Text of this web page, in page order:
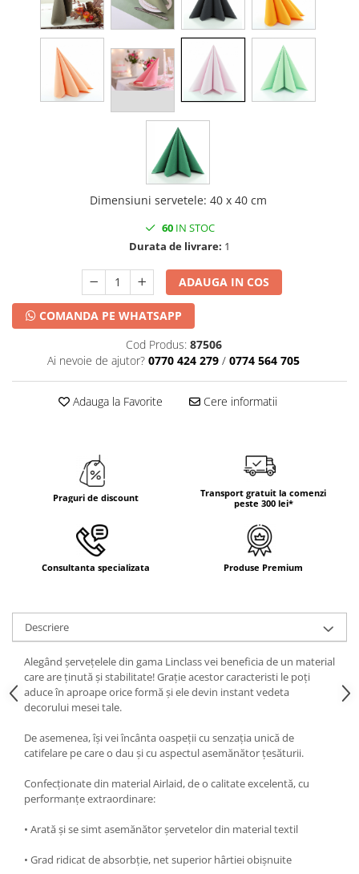
Dimensiuni servetele: 40 x 40 cm
60IN STOC
Durata de livrare: 1
ADAUGA IN COS
COMANDA PE WHATSAPP
Cod Produs: 87506
Ai nevoie de ajutor? 0770 424 279 / 0774 564 705
Adauga la Favorite Cere informatii
Praguri de discount
Transport gratuit la comenzi
peste 300 lei*
Consultanta specializata Produse Premium
Descriere
Alegând șervețelele din gama Linclass vei beneficia de un material
care are ținută și stabilitate! Grație acestor caracteristi le poți
aduce în aproape orice formă și ele devin instant vedeta
decorului mesei tale.
De asemenea, își vei încânta oaspeții cu senzația unică de
catifelare pe care o dau și cu aspectul asemănător țesăturii.
Confecționate din material Airlaid, de o calitate excelentă, cu
performanțe extraordinare:
• Arată și se simt asemănător șervetelor din material textil
• Grad ridicat de absorbție, net superior hârtiei obișnuite